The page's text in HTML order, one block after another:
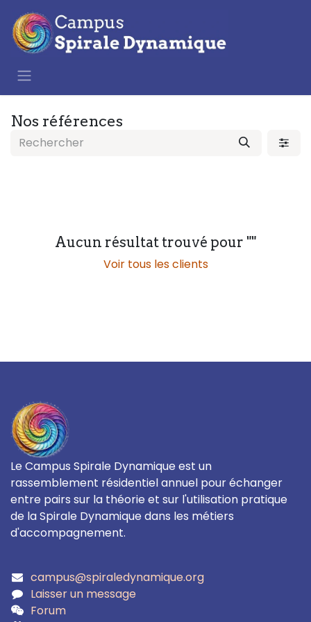
Nos références
Aucun résultat trouvé pour ""
Voir tous les clients
Le Campus Spirale Dynamique est un
rassemblement résidentiel annuel pour échanger
entre pairs sur la théorie et sur l'utilisation pratique
de la Spirale Dynamique dans les métiers
d'accompagnement.
campus@spiraledynamique.org
Laisser un message
Forum